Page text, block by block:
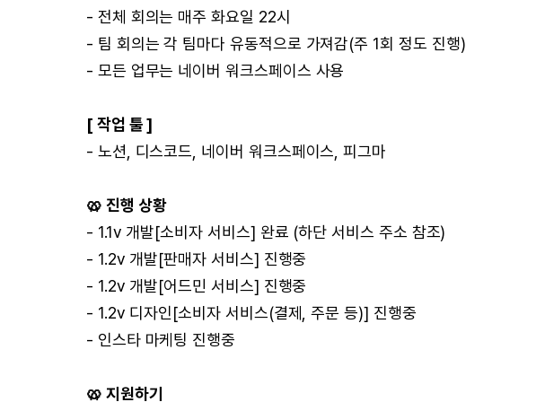
- 전체 회의는 매주 화요일 22시
- 팀 회의는 각 팀마다 유동적으로 가져감(주 1회 정도 진행)
- 모든 업무는 네이버 워크스페이스 사용
[ 작업 툴 ]
- 노션, 디스코드, 네이버 워크스페이스, 피그마
🥨 진행 상황
- 1.1v 개발[소비자 서비스] 완료 (하단 서비스 주소 참조)
- 1.2v 개발[판매자 서비스] 진행중
- 1.2v 개발[어드민 서비스] 진행중
- 1.2v 디자인[소비자 서비스(결제, 주문 등)] 진행중
- 인스타 마케팅 진행중
🥨 지원하기